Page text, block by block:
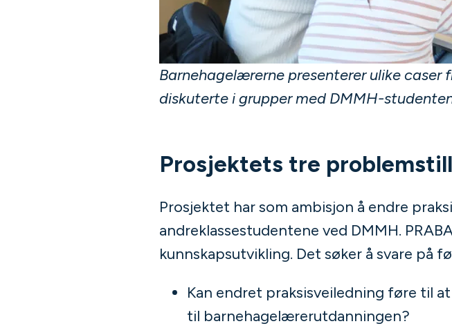
Barnehagelærerne presenterer ulike caser
diskuterte i grupper med DMMH-
Prosjektets tre
Prosjektet har som ambisjon å endre
andreklassestudentene ved DMMH.
kunnskapsutvikling. Det søker å svare på
Kan endret praksisveiledning føre til
til barnehagelærerutdanningen?